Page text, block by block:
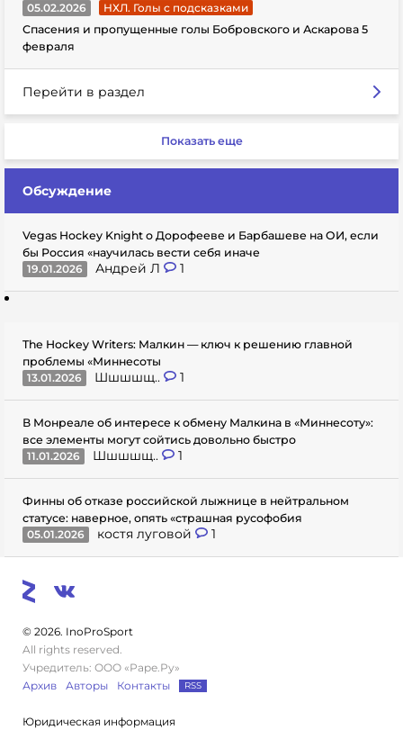
05.02.2026
НХЛ. Голы с подсказками
Спасения и пропущенные голы Бобровского и Аскарова 5
февраля
Перейти в раздел
Показать еще
Обсуждение
Vegas Hockey Knight о Дорофееве и Барбашеве на ОИ, если
бы Россия «научилась вести себя иначе
19.01.2026
Андрей Л 1
The Hockey Writers: Малкин — ключ к решению главной
проблемы «Миннесоты
13.01.2026
Шшшшщ.. 1
В Монреале об интересе к обмену Малкина в «Миннесоту»:
все элементы могут сойтись довольно быстро
11.01.2026
Шшшшщ.. 1
Финны об отказе российской лыжнице в нейтральном
статусе: наверное, опять «страшная русофобия
05.01.2026
костя луговой 1
© 2026. InoProSport
All rights reserved.
Учредитель: ООО «Раре.Ру»
Архив
Авторы Контакты RSS
Юридическая информация